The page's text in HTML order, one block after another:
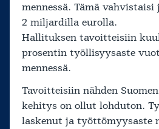
mennessä. Tämä
2 miljardilla eurolla.
Hallituksen tavoitteisiin
prosentin työllisyysaste
mennessä.
Tavoitteisiin nähden
kehitys on ollut lohduton.
laskenut ja työttömyysaste